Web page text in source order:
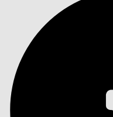
INDHOLD